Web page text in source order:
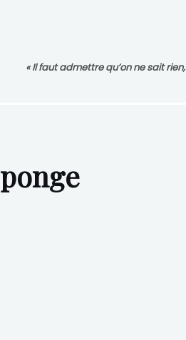
« Il faut admettre qu’on ne sait rien,